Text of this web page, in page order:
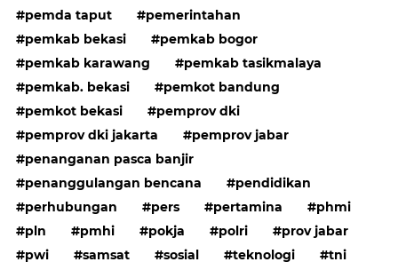
pemda taput
pemerintahan
pemkab bekasi
pemkab bogor
pemkab karawang
pemkab tasikmalaya
pemkab. bekasi
pemkot bandung
pemkot bekasi
pemprov dki
pemprov dki jakarta
pemprov jabar
penanganan pasca banjir
penanggulangan bencana
pendidikan
perhubungan
pers pertamina
phmi
pln
pmhi pokja polri
prov jabar
pwi
samsat sosial teknologi
tni